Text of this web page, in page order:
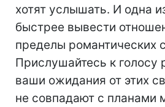
хотят услышать. И одна
быстрее вывести
пределы романтических
Прислушайтесь к голосу
ваши ожидания от этих
не совпадают с планами